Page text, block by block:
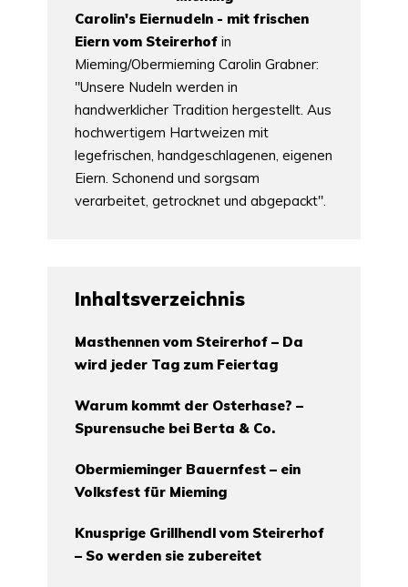
Carolin's Eiernudeln - mit frischen
Eiern vom Steirerhof in
Mieming/Obermieming Carolin Grabner:
"Unsere Nudeln werden in
handwerklicher Tradition hergestellt. Aus
hochwertigem Hartweizen mit
legefrischen, handgeschlagenen, eigenen
Eiern. Schonend und sorgsam
verarbeitet, getrocknet und abgepackt".
Inhaltsverzeichnis
Masthennen vom Steirerhof – Da
wird jeder Tag zum Feiertag
Warum kommt der Osterhase? –
Spurensuche bei Berta & Co.
Obermieminger Bauernfest – ein
Volksfest für Mieming
Knusprige Grillhendl vom Steirerhof
– So werden sie zubereitet